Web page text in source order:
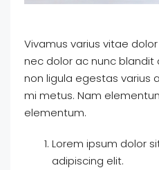
Vivamus varius vitae
nec dolor ac nunc blandit
non ligula egestas varius
mi metus. Nam
elementum.
Lorem ipsum dolor
adipiscing elit.